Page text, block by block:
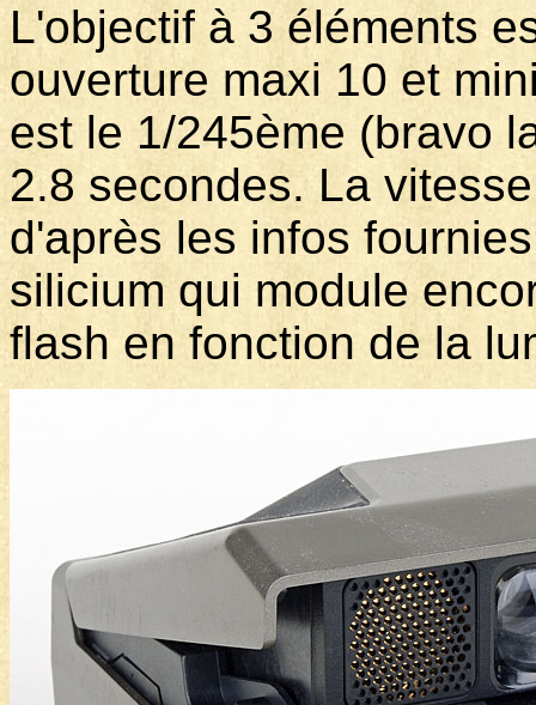
L'objectif à 3 éléments
ouverture maxi 10 et
est le 1/245ème (bravo
2.8 secondes. La
d'après les infos
silicium qui module
flash en fonction de la